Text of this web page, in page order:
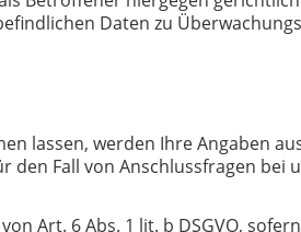
Daten zu
lassen, werden Ihre Angaben
den Fall von Anschlussfragen
Art. 6 Abs. 1 lit. b DSGVO,